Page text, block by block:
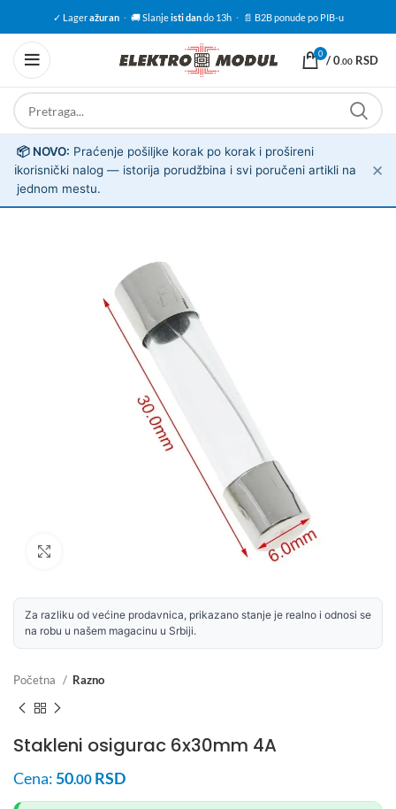
✓ Lageražuran · 🚚 Slanjeisti dando 13h · 📄 B2B ponude po PIB-u
0 /0.00 RSD
ℹ️
📦 NOVO: Praćenje pošiljke korak po korak i prošireni
korisnički nalog — istorija porudžbina i svi poručeni artikli na
jednom mestu.
✕
Za razliku od većine prodavnica, prikazano stanje je realno i odnosi se
na robu u našem magacinu u Srbiji.
Početna Razno
Stakleni osigurac 6x30mm 4A
Cena:50.00 RSD